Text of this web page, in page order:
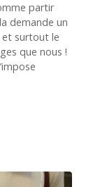
partir
demande un
et surtout le
que nous !